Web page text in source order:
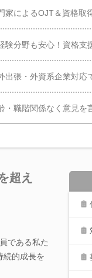
家によるOJT＆資格取
験分野も安心！資格支
出張・外資系企業対応
・職階関係なく意見を
超え
である私た
続的成長を